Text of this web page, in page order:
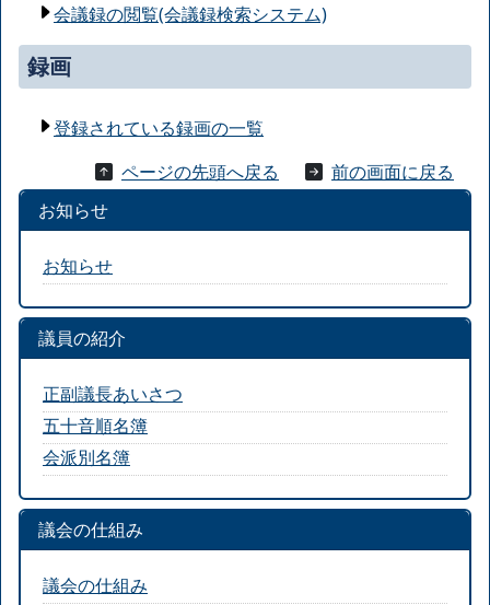
会議録の閲覧(会議録検索システム)
録画
登録されている録画の一覧
ページの先頭へ戻る
前の画面に戻る
お知らせ
お知らせ
議員の紹介
正副議長あいさつ
五十音順名簿
会派別名簿
議会の仕組み
議会の仕組み